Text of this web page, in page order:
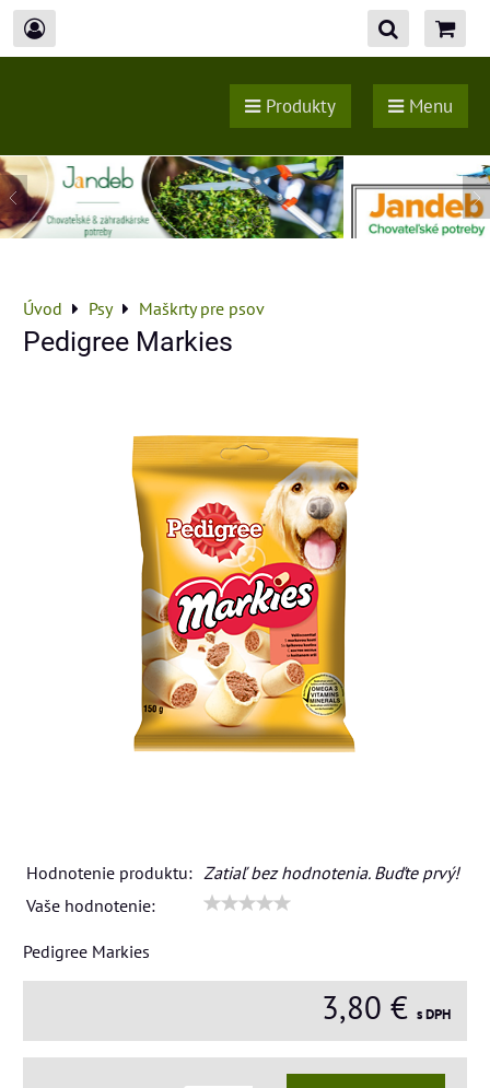
Produkty Menu
Úvod Psy Maškrty pre psov
Pedigree Markies
Hodnotenie produktu: Zatiaľ bez hodnotenia. Buďte prvý!
Vaše hodnotenie:
Pedigree Markies
3,80 € s DPH